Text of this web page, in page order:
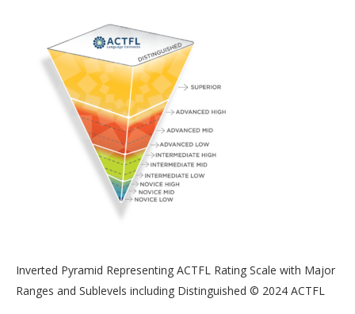
Inverted Pyramid Representing ACTFL Rating Scale with Major
Ranges and Sublevels including Distinguished © 2024 ACTFL